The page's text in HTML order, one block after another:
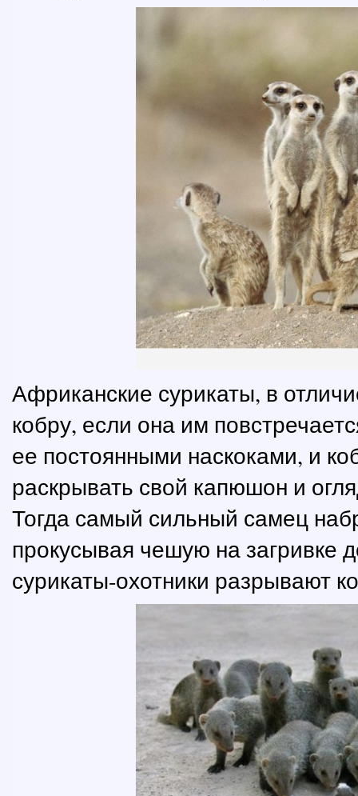
Африканские сурикаты, в
кобру, если она им
ее постоянными наскоками, и
раскрывать свой капюшон и
Тогда самый сильный самец
прокусывая чешую на загривке
сурикаты-охотники разрывают